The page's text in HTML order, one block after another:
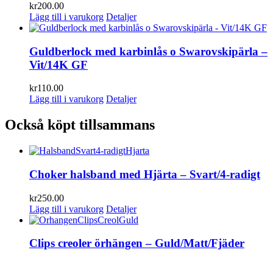
kr200.00
Lägg till i varukorg Detaljer
Guldberlock med karbinlås o Swarovskipärla –
Vit/14K GF
kr110.00
Lägg till i varukorg Detaljer
Också köpt tillsammans
Choker halsband med Hjärta – Svart/4-radigt
kr250.00
Lägg till i varukorg Detaljer
Clips creoler örhängen – Guld/Matt/Fjäder